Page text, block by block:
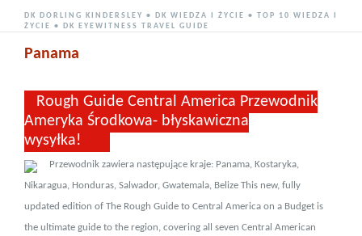
DK DORLING KINDERSLEY • DK WIEDZA I ŻYCIE • TOP 10 WIEDZA I
ŻYCIE • DK EYEWITNESS TRAVEL GUIDE
Panama
Rough Guide Central America Przewodnik
Ameryka Środkowa- błyskawiczna
wysyłka!
Przewodnik zawiera następujące kraje: Panama, Kostaryka,
Nikaragua, Honduras, Salwador, Gwatemala, Belize This new, fully
updated edition of The Rough Guide to Central America on a Budget is
the ultimate guide to the region, covering all seven Central American